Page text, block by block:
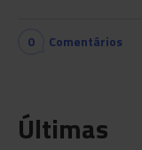
0 Comentários
Últimas